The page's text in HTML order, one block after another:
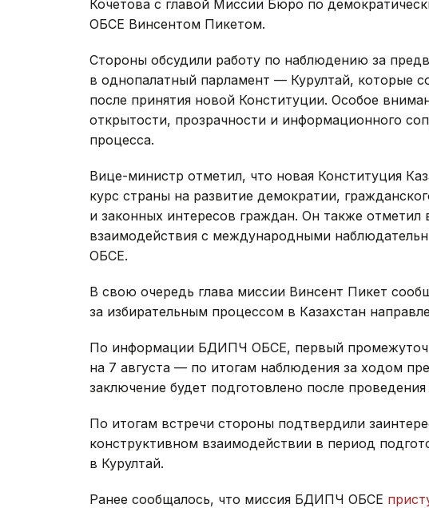
Кочетова с главой Миссии Бюро по
ОБСЕ Винсентом Пикетом.
Стороны обсудили работу по наблюдению за
в однопалатный парламент — Курултай, которые
после принятия новой Конституции. Особое
открытости, прозрачности и информационного
процесса.
Вице-министр отметил, что новая Конституция
курс страны на развитие демократии,
и законных интересов граждан. Он также отметил
взаимодействия с международными
ОБСЕ.
В свою очередь глава миссии Винсент Пикет
за избирательным процессом в Казахстан
По информации БДИПЧ ОБСЕ, первый
на 7 августа — по итогам наблюдения за ходом
заключение будет подготовлено после
По итогам встречи стороны подтвердили
конструктивном взаимодействии в период
в Курултай.
Ранее сообщалось, что миссия БДИПЧ ОБСЕ